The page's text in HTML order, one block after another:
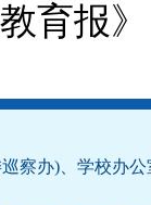
育报》
察办)、学校办